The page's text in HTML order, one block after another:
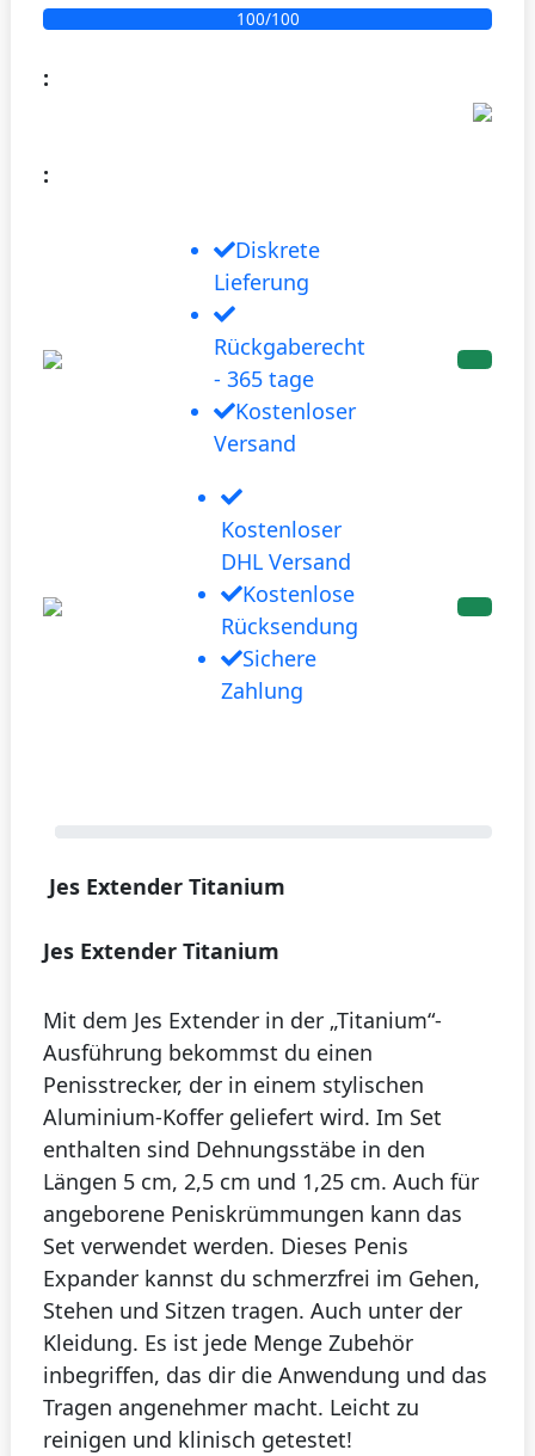
100/100
:
:
Diskrete
Lieferung
Rückgaberecht
- 365 tage
Kostenloser
Versand
Kostenloser
DHL Versand
Kostenlose
Rücksendung
Sichere
Zahlung
Jes Extender Titanium
Jes Extender Titanium
Mit dem Jes Extender in der „Titanium“-
Ausführung bekommst du einen
Penisstrecker, der in einem stylischen
Aluminium-Koffer geliefert wird. Im Set
enthalten sind Dehnungsstäbe in den
Längen 5 cm, 2,5 cm und 1,25 cm. Auch für
angeborene Peniskrümmungen kann das
Set verwendet werden. Dieses Penis
Expander kannst du schmerzfrei im Gehen,
Stehen und Sitzen tragen. Auch unter der
Kleidung. Es ist jede Menge Zubehör
inbegriffen, das dir die Anwendung und das
Tragen angenehmer macht. Leicht zu
reinigen und klinisch getestet!